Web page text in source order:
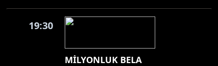
19:30
MİLYONLUK BELA